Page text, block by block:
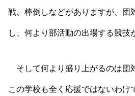
戦、棒倒しなどがありますが、団
し、何より部活動の出場する競技
そして何より盛り上がるのは団
この学校も全く応援ではないわけ